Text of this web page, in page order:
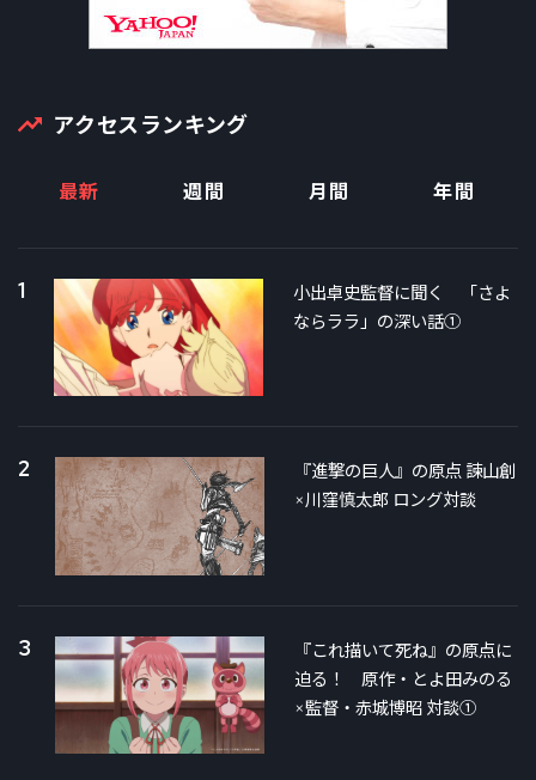
アクセスランキング
最新 週間 月間 年間
1
小出卓史監督に聞く 「さよ
ならララ」の深い話①
2
『進撃の巨人』の原点 諫山創
×川窪慎太郎 ロング対談
3
『これ描いて死ね』の原点に
迫る！ 原作・とよ田みのる
×監督・赤城博昭 対談①